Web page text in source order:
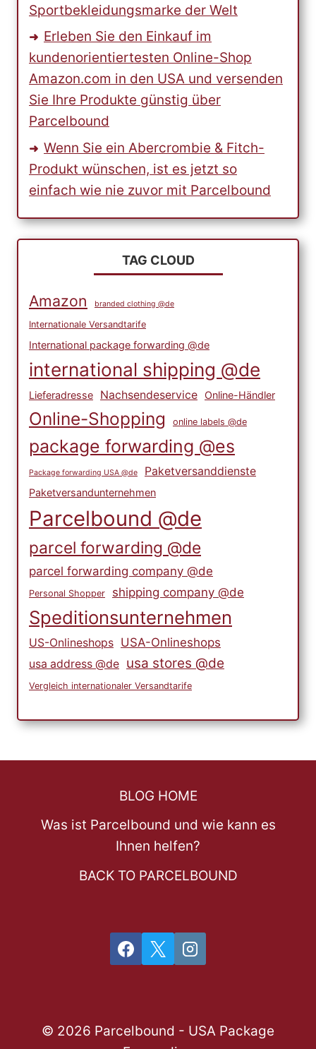
Sportbekleidungsmarke der Welt
Erleben Sie den Einkauf im
kundenorientiertesten Online-Shop
Amazon.com in den USA und versenden
Sie Ihre Produkte günstig über
Parcelbound
Wenn Sie ein Abercrombie & Fitch-
Produkt wünschen, ist es jetzt so
einfach wie nie zuvor mit Parcelbound
TAG CLOUD
Amazon branded clothing @de
Internationale Versandtarife
International package forwarding @de
international shipping @de
Lieferadresse Nachsendeservice Online-Händler
Online-Shopping online labels @de
package forwarding @es
Package forwarding USA @de Paketversanddienste
Paketversandunternehmen
Parcelbound @de
parcel forwarding @de
parcel forwarding company @de
Personal Shopper shipping company @de
Speditionsunternehmen
US-Onlineshops USA-Onlineshops
usa address @de usa stores @de
Vergleich internationaler Versandtarife
BLOG HOME
Was ist Parcelbound und wie kann es
Ihnen helfen?
BACK TO PARCELBOUND
© 2026 Parcelbound - USA Package